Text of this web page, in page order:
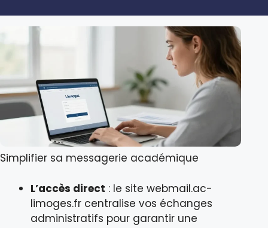
Simplifier sa messagerie académique
L’accès direct : le site webmail.ac-
limoges.fr centralise vos échanges
administratifs pour garantir une